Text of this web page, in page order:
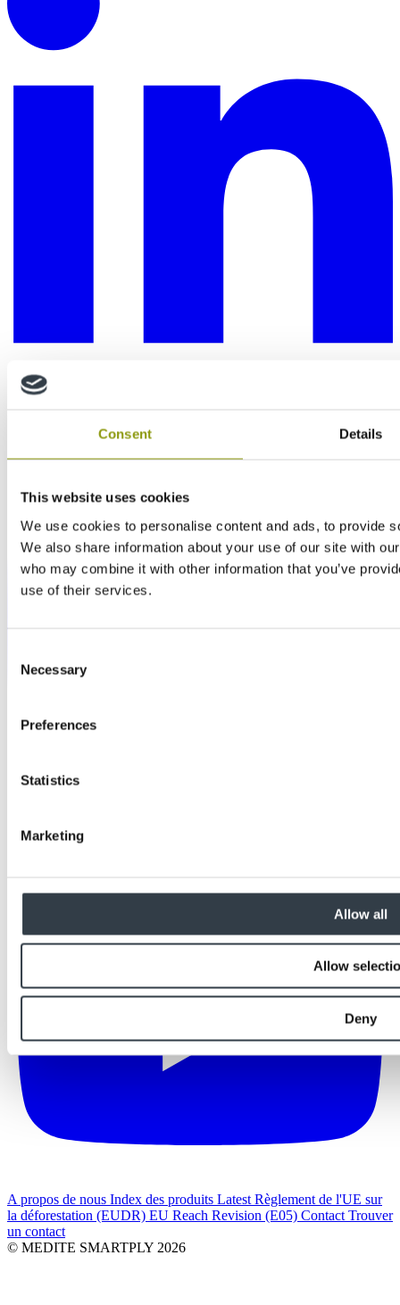
Consent Details
This website uses cookies
We use cookies to personalise content and ads, to provide
We also share information about your use of our site with
who may combine it with other information that you’ve
use of their services.
Selection
Necessary
Preferences
Statistics
Marketing
Allow all
Allow
Deny
A propos de nous Index des produits Latest Règlement de l'UE sur
la déforestation (EUDR) EU Reach Revision (E05) Contact Trouver
un contact
© MEDITE SMARTPLY 2026